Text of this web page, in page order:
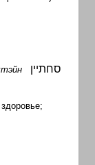
סחתיין